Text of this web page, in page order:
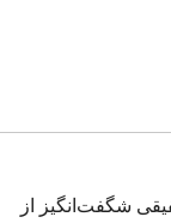
شگفت‌انگیز از